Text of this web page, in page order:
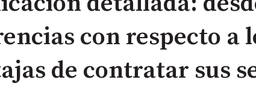
con respecto a
de contratar sus